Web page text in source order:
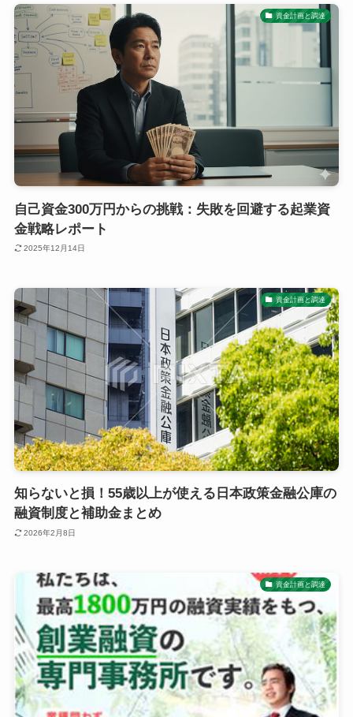
資金計画と調達
自己資金300万円からの挑戦：失敗を回避する起業資
金戦略レポート
2025年12月14日
資金計画と調達
知らないと損！55歳以上が使える日本政策金融公庫の
融資制度と補助金まとめ
2026年2月8日
資金計画と調達